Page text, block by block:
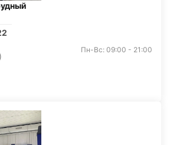
Пн-Вс: 09:00 - 21:00